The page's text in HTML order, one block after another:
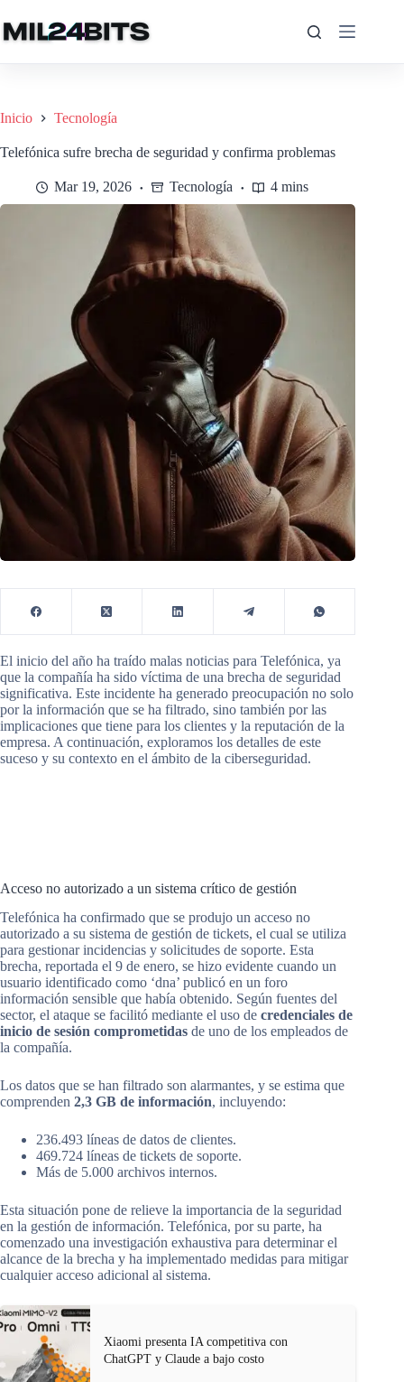
al
contenido
Inicio Tecnología
Telefónica sufre brecha de seguridad y confirma problemas
Mar 19, 2026 Tecnología 4 mins
El inicio del año ha traído malas noticias para Telefónica, ya
que la compañía ha sido víctima de una brecha de seguridad
significativa. Este incidente ha generado preocupación no solo
por la información que se ha filtrado, sino también por las
implicaciones que tiene para los clientes y la reputación de la
empresa. A continuación, exploramos los detalles de este
suceso y su contexto en el ámbito de la ciberseguridad.
Acceso no autorizado a un sistema crítico de gestión
Telefónica ha confirmado que se produjo un acceso no
autorizado a su sistema de gestión de tickets, el cual se utiliza
para gestionar incidencias y solicitudes de soporte. Esta
brecha, reportada el 9 de enero, se hizo evidente cuando un
usuario identificado como ‘dna’ publicó en un foro
información sensible que había obtenido. Según fuentes del
sector, el ataque se facilitó mediante el uso de credenciales de
inicio de sesión comprometidas de uno de los empleados de
la compañía.
Los datos que se han filtrado son alarmantes, y se estima que
comprenden 2,3 GB de información, incluyendo:
236.493 líneas de datos de clientes.
469.724 líneas de tickets de soporte.
Más de 5.000 archivos internos.
Esta situación pone de relieve la importancia de la seguridad
en la gestión de información. Telefónica, por su parte, ha
comenzado una investigación exhaustiva para determinar el
alcance de la brecha y ha implementado medidas para mitigar
cualquier acceso adicional al sistema.
Xiaomi presenta IA competitiva con
ChatGPT y Claude a bajo costo